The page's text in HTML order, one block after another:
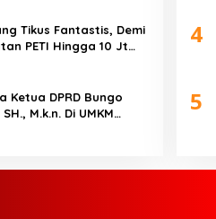
Tikus Fantastis, Demi
PETI Hingga 10 Jt
Lebih per Bulan
Ketua DPRD Bungo
M.k.n. Di UMKM
4
5